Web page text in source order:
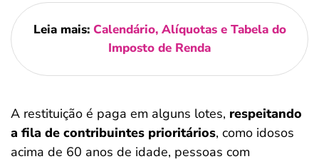
Leia mais: Calendário, Alíquotas e Tabela do
Imposto de Renda
A restituição é paga em alguns lotes, respeitando
a fila de contribuintes prioritários, como idosos
acima de 60 anos de idade, pessoas com